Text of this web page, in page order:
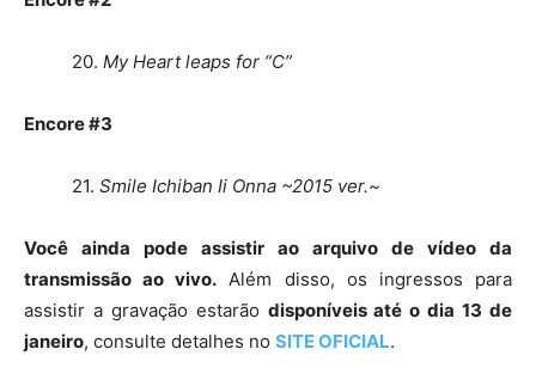
20. My Heart leaps for “C”
Encore #3
21. Smile Ichiban Ii Onna ~2015 ver.~
Você ainda pode assistir ao arquivo de vídeo da
transmissão ao vivo. Além disso, os ingressos para
assistir a gravação estarão disponíveis até o dia 13 de
janeiro, consulte detalhes no SITE OFICIAL.